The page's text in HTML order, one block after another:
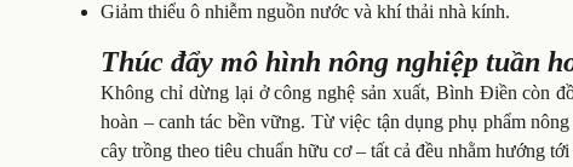
Giảm thiểu ô nhiễm nguồn nước và khí thải nhà kính.
Thúc đẩy mô hình nông nghiệp tuần
Không chỉ dừng lại ở công nghệ sản xuất, Bình Điền còn
hoàn – canh tác bền vững. Từ việc tận dụng phụ phẩm
cây trồng theo tiêu chuẩn hữu cơ – tất cả đều nhằm hướng